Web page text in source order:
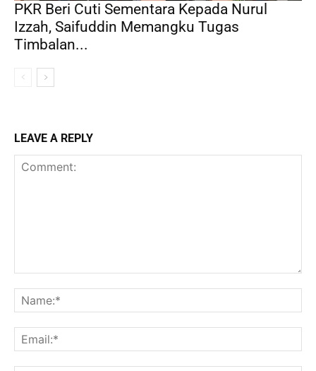
PKR Beri Cuti Sementara Kepada Nurul
Izzah, Saifuddin Memangku Tugas
Timbalan...
LEAVE A REPLY